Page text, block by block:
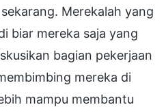
Merekalah yang
biar mereka saja yang
bagian pekerjaan
mereka di
mampu membantu